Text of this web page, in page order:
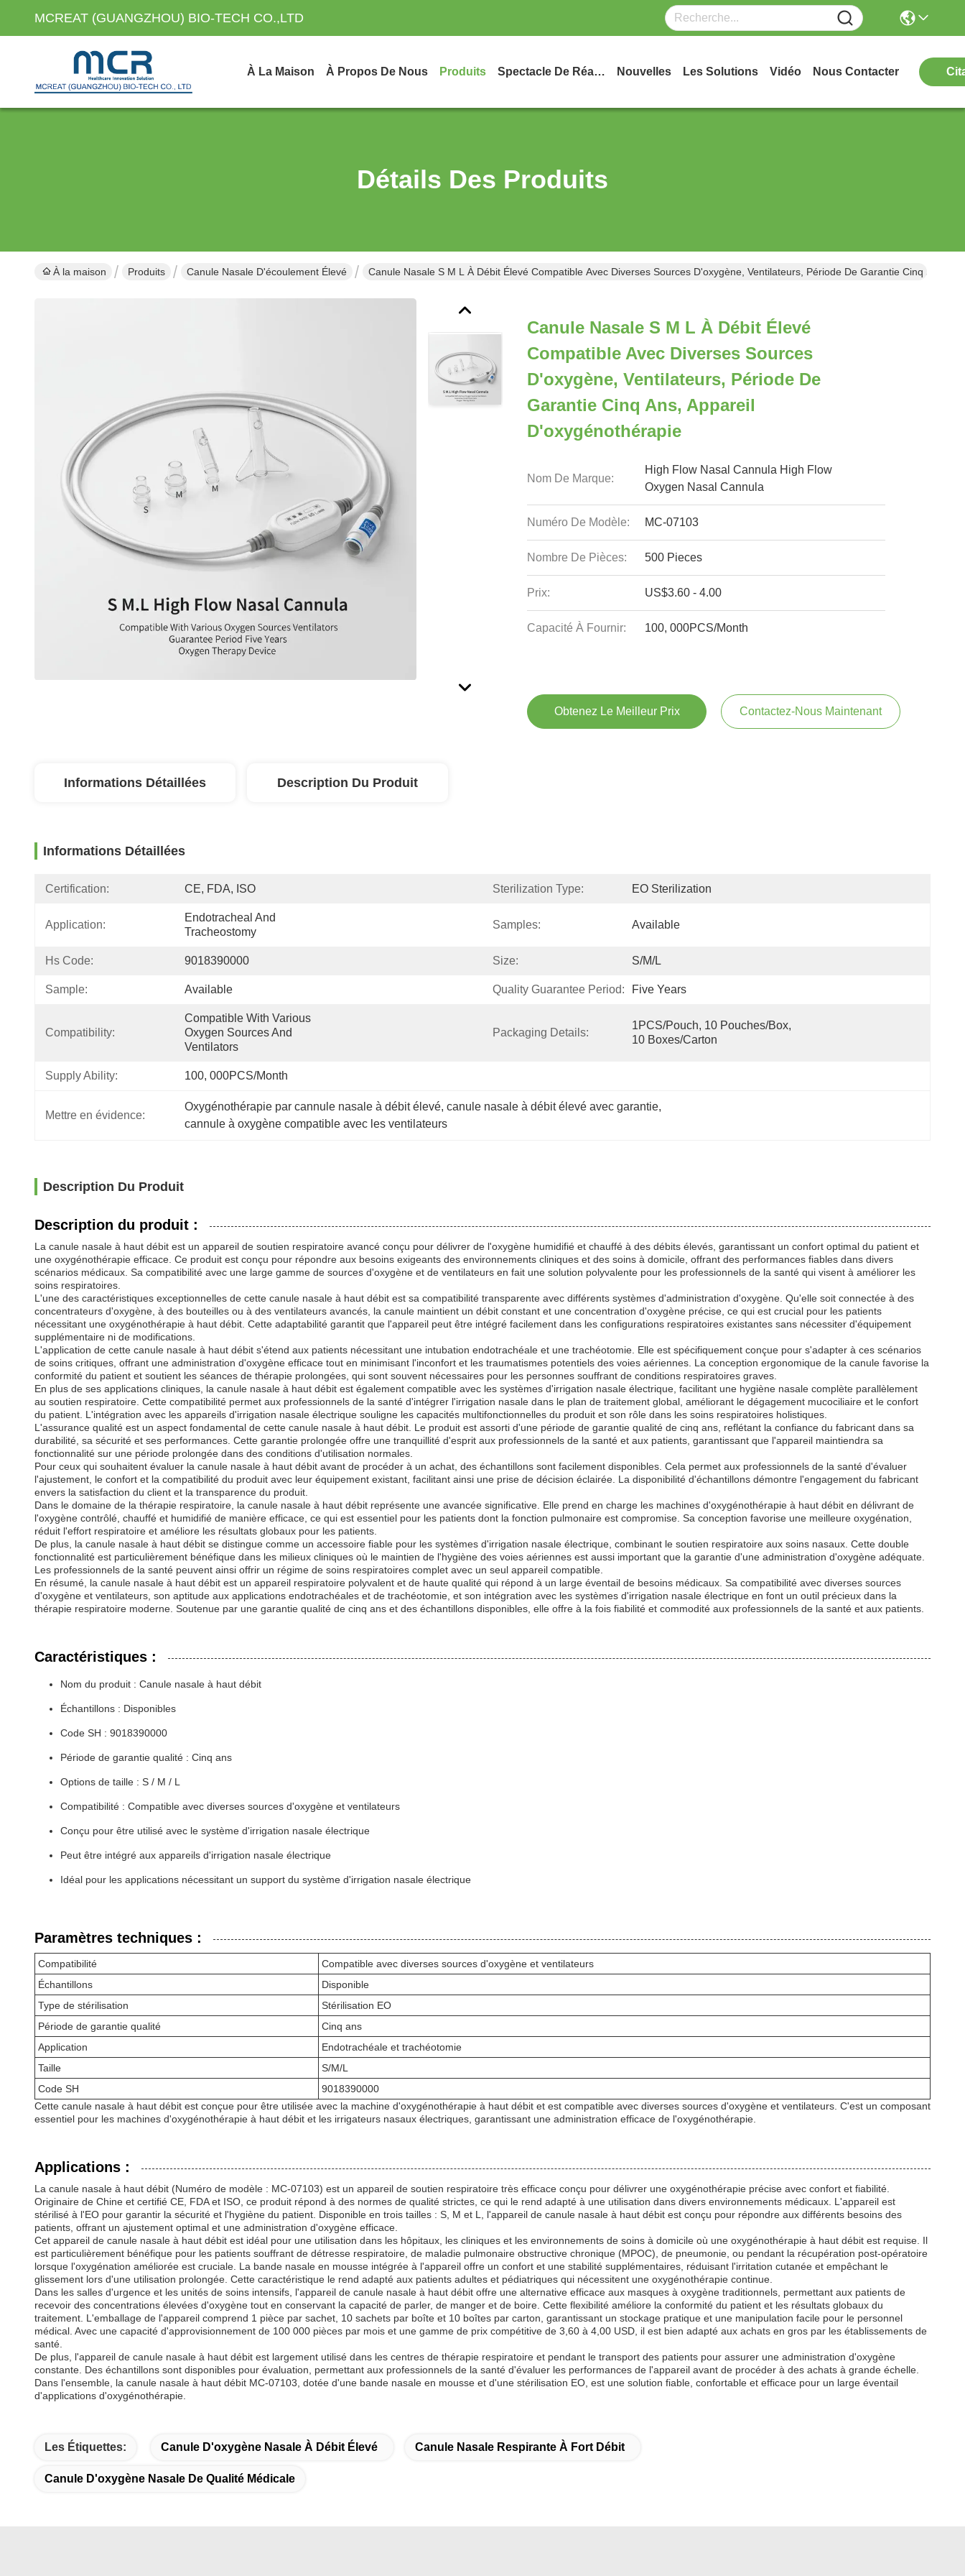
MCREAT (GUANGZHOU) BIO-TECH CO.,LTD
À La Maison À Propos De Nous Produits Spectacle De Réalité Virtuelle Nouvelles Les Solutions Vidéo Nous Contacter
Détails Des Produits
À la maison Produits Canule Nasale D'écoulement Élevé Canule Nasale S M L À Débit Élevé Compatible Avec Diverses Sources D'oxygène, Ventilateurs, Période De Garantie Cinq Ans,
Canule Nasale S M L À Débit Élevé
Compatible Avec Diverses Sources
D'oxygène, Ventilateurs, Période De
Garantie Cinq Ans, Appareil
D'oxygénothérapie
Nom De Marque:
High Flow Nasal Cannula High Flow
Oxygen Nasal Cannula
Numéro De Modèle: MC-07103
Nombre De Pièces: 500 Pieces
Prix: US$3.60 - 4.00
Capacité À Fournir: 100, 000PCS/Month
Obtenez Le Meilleur Prix Contactez-Nous Maintenant
Informations Détaillées Description Du Produit
Informations Détaillées
Certification: CE, FDA, ISO Sterilization Type: EO Sterilization
Application:
Endotracheal And
Tracheostomy
Samples: Available
Hs Code: 9018390000 Size: S/M/L
Sample: Available Quality Guarantee Period: Five Years
Compatibility:
Compatible With Various
Oxygen Sources And
Ventilators
Packaging Details:
1PCS/Pouch, 10 Pouches/Box,
10 Boxes/Carton
Supply Ability: 100, 000PCS/Month
Mettre en évidence:
Oxygénothérapie par cannule nasale à débit élevé, canule nasale à débit élevé avec garantie,
cannule à oxygène compatible avec les ventilateurs
Description Du Produit
Description du produit :
La canule nasale à haut débit est un appareil de soutien respiratoire avancé conçu pour délivrer de l'oxygène humidifié et chauffé à des débits élevés, garantissant un confort optimal du patient et
une oxygénothérapie efficace. Ce produit est conçu pour répondre aux besoins exigeants des environnements cliniques et des soins à domicile, offrant des performances fiables dans divers
scénarios médicaux. Sa compatibilité avec une large gamme de sources d'oxygène et de ventilateurs en fait une solution polyvalente pour les professionnels de la santé qui visent à améliorer les
soins respiratoires.
L'une des caractéristiques exceptionnelles de cette canule nasale à haut débit est sa compatibilité transparente avec différents systèmes d'administration d'oxygène. Qu'elle soit connectée à des
concentrateurs d'oxygène, à des bouteilles ou à des ventilateurs avancés, la canule maintient un débit constant et une concentration d'oxygène précise, ce qui est crucial pour les patients
nécessitant une oxygénothérapie à haut débit. Cette adaptabilité garantit que l'appareil peut être intégré facilement dans les configurations respiratoires existantes sans nécessiter d'équipement
supplémentaire ni de modifications.
L'application de cette canule nasale à haut débit s'étend aux patients nécessitant une intubation endotrachéale et une trachéotomie. Elle est spécifiquement conçue pour s'adapter à ces scénarios
de soins critiques, offrant une administration d'oxygène efficace tout en minimisant l'inconfort et les traumatismes potentiels des voies aériennes. La conception ergonomique de la canule favorise la
conformité du patient et soutient les séances de thérapie prolongées, qui sont souvent nécessaires pour les personnes souffrant de conditions respiratoires graves.
En plus de ses applications cliniques, la canule nasale à haut débit est également compatible avec les systèmes d'irrigation nasale électrique, facilitant une hygiène nasale complète parallèlement
au soutien respiratoire. Cette compatibilité permet aux professionnels de la santé d'intégrer l'irrigation nasale dans le plan de traitement global, améliorant le dégagement mucociliaire et le confort
du patient. L'intégration avec les appareils d'irrigation nasale électrique souligne les capacités multifonctionnelles du produit et son rôle dans les soins respiratoires holistiques.
L'assurance qualité est un aspect fondamental de cette canule nasale à haut débit. Le produit est assorti d'une période de garantie qualité de cinq ans, reflétant la confiance du fabricant dans sa
durabilité, sa sécurité et ses performances. Cette garantie prolongée offre une tranquillité d'esprit aux professionnels de la santé et aux patients, garantissant que l'appareil maintiendra sa
fonctionnalité sur une période prolongée dans des conditions d'utilisation normales.
Pour ceux qui souhaitent évaluer la canule nasale à haut débit avant de procéder à un achat, des échantillons sont facilement disponibles. Cela permet aux professionnels de la santé d'évaluer
l'ajustement, le confort et la compatibilité du produit avec leur équipement existant, facilitant ainsi une prise de décision éclairée. La disponibilité d'échantillons démontre l'engagement du fabricant
envers la satisfaction du client et la transparence du produit.
Dans le domaine de la thérapie respiratoire, la canule nasale à haut débit représente une avancée significative. Elle prend en charge les machines d'oxygénothérapie à haut débit en délivrant de
l'oxygène contrôlé, chauffé et humidifié de manière efficace, ce qui est essentiel pour les patients dont la fonction pulmonaire est compromise. Sa conception favorise une meilleure oxygénation,
réduit l'effort respiratoire et améliore les résultats globaux pour les patients.
De plus, la canule nasale à haut débit se distingue comme un accessoire fiable pour les systèmes d'irrigation nasale électrique, combinant le soutien respiratoire aux soins nasaux. Cette double
fonctionnalité est particulièrement bénéfique dans les milieux cliniques où le maintien de l'hygiène des voies aériennes est aussi important que la garantie d'une administration d'oxygène adéquate.
Les professionnels de la santé peuvent ainsi offrir un régime de soins respiratoires complet avec un seul appareil compatible.
En résumé, la canule nasale à haut débit est un appareil respiratoire polyvalent et de haute qualité qui répond à un large éventail de besoins médicaux. Sa compatibilité avec diverses sources
d'oxygène et ventilateurs, son aptitude aux applications endotrachéales et de trachéotomie, et son intégration avec les systèmes d'irrigation nasale électrique en font un outil précieux dans la
thérapie respiratoire moderne. Soutenue par une garantie qualité de cinq ans et des échantillons disponibles, elle offre à la fois fiabilité et commodité aux professionnels de la santé et aux patients.
Caractéristiques :
Nom du produit : Canule nasale à haut débit
Échantillons : Disponibles
Code SH : 9018390000
Période de garantie qualité : Cinq ans
Options de taille : S / M / L
Compatibilité : Compatible avec diverses sources d'oxygène et ventilateurs
Conçu pour être utilisé avec le système d'irrigation nasale électrique
Peut être intégré aux appareils d'irrigation nasale électrique
Idéal pour les applications nécessitant un support du système d'irrigation nasale électrique
Paramètres techniques :
Compatibilité
Compatible avec diverses sources d'oxygène et ventilateurs
Échantillons
Disponible
Type de stérilisation
Stérilisation EO
Période de garantie qualité
Cinq ans
Application
Endotrachéale et trachéotomie
Taille
S/M/L
Code SH
9018390000
Cette canule nasale à haut débit est conçue pour être utilisée avec la machine d'oxygénothérapie à haut débit et est compatible avec diverses sources d'oxygène et ventilateurs. C'est un composant
essentiel pour les machines d'oxygénothérapie à haut débit et les irrigateurs nasaux électriques, garantissant une administration efficace de l'oxygénothérapie.
Applications :
La canule nasale à haut débit (Numéro de modèle : MC-07103) est un appareil de soutien respiratoire très efficace conçu pour délivrer une oxygénothérapie précise avec confort et fiabilité.
Originaire de Chine et certifié CE, FDA et ISO, ce produit répond à des normes de qualité strictes, ce qui le rend adapté à une utilisation dans divers environnements médicaux. L'appareil est
stérilisé à l'EO pour garantir la sécurité et l'hygiène du patient. Disponible en trois tailles : S, M et L, l'appareil de canule nasale à haut débit est conçu pour répondre aux différents besoins des
patients, offrant un ajustement optimal et une administration d'oxygène efficace.
Cet appareil de canule nasale à haut débit est idéal pour une utilisation dans les hôpitaux, les cliniques et les environnements de soins à domicile où une oxygénothérapie à haut débit est requise. Il
est particulièrement bénéfique pour les patients souffrant de détresse respiratoire, de maladie pulmonaire obstructive chronique (MPOC), de pneumonie, ou pendant la récupération post-opératoire
lorsque l'oxygénation améliorée est cruciale. La bande nasale en mousse intégrée à l'appareil offre un confort et une stabilité supplémentaires, réduisant l'irritation cutanée et empêchant le
glissement lors d'une utilisation prolongée. Cette caractéristique le rend adapté aux patients adultes et pédiatriques qui nécessitent une oxygénothérapie continue.
Dans les salles d'urgence et les unités de soins intensifs, l'appareil de canule nasale à haut débit offre une alternative efficace aux masques à oxygène traditionnels, permettant aux patients de
recevoir des concentrations élevées d'oxygène tout en conservant la capacité de parler, de manger et de boire. Cette flexibilité améliore la conformité du patient et les résultats globaux du
traitement. L'emballage de l'appareil comprend 1 pièce par sachet, 10 sachets par boîte et 10 boîtes par carton, garantissant un stockage pratique et une manipulation facile pour le personnel
médical. Avec une capacité d'approvisionnement de 100 000 pièces par mois et une gamme de prix compétitive de 3,60 à 4,00 USD, il est bien adapté aux achats en gros par les établissements de
santé.
De plus, l'appareil de canule nasale à haut débit est largement utilisé dans les centres de thérapie respiratoire et pendant le transport des patients pour assurer une administration d'oxygène
constante. Des échantillons sont disponibles pour évaluation, permettant aux professionnels de la santé d'évaluer les performances de l'appareil avant de procéder à des achats à grande échelle.
Dans l'ensemble, la canule nasale à haut débit MC-07103, dotée d'une bande nasale en mousse et d'une stérilisation EO, est une solution fiable, confortable et efficace pour un large éventail
d'applications d'oxygénothérapie.
Les Étiquettes: Canule D'oxygène Nasale À Débit Élevé Canule Nasale Respirante À Fort Débit
Canule D'oxygène Nasale De Qualité Médicale